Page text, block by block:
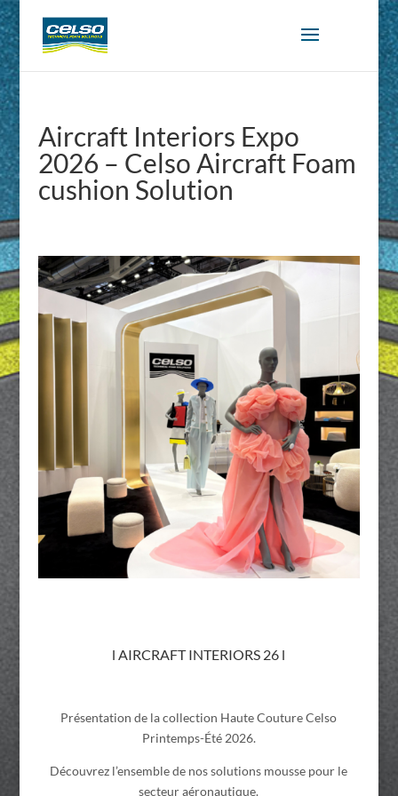
Aircraft Interiors Expo
2026 – Celso Aircraft Foam
cushion Solution
l AIRCRAFT INTERIORS 26 l
Présentation de la collection Haute Couture Celso
Printemps-Été 2026.
Découvrez l’ensemble de nos solutions mousse pour le
secteur aéronautique.